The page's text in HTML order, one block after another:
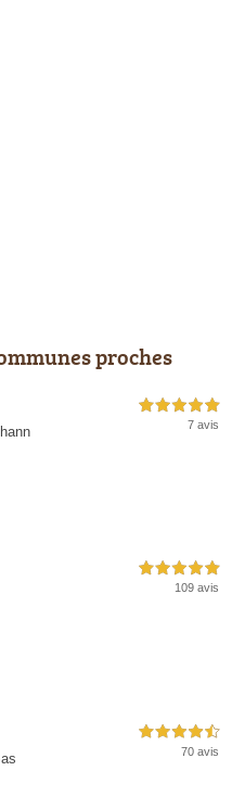
proches
5,0 étoiles sur 5
7 avis
5,0 étoiles sur 5
109 avis
4,5 étoiles sur 5
70 avis